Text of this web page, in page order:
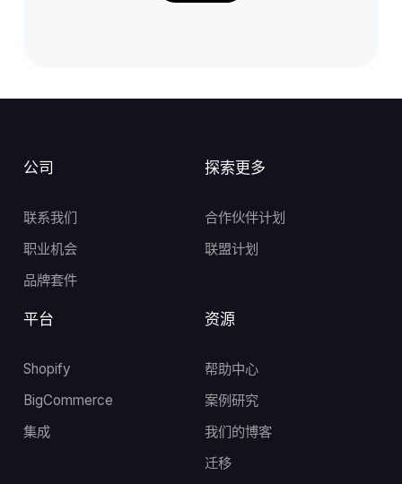
公司
联系我们
职业机会
品牌套件
资源
帮助中心
案例研究
我们的博客
迁移
探索更多
合作伙伴计划
联盟计划
平台
Shopify
BigCommerce
集成